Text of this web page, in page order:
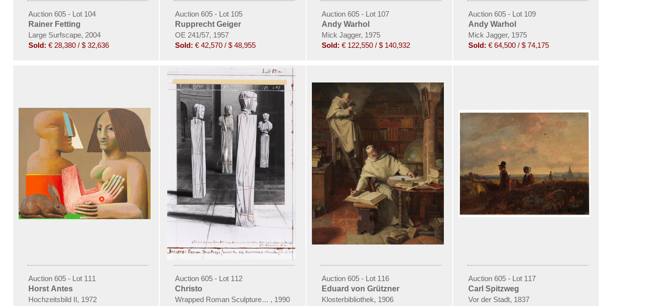
Auction 605 - Lot 104
Rainer Fetting
Large Surfscape, 2004
Sold: € 28,380 / $ 32,636
Auction 605 - Lot 105
Rupprecht Geiger
OE 241/57, 1957
Sold: € 42,570 / $ 48,955
Auction 605 - Lot 107
Andy Warhol
Mick Jagger, 1975
Sold: € 122,550 / $ 140,932
Auction 605 - Lot 109
Andy Warhol
Mick Jagger, 1975
Sold: € 64,500 / $ 74,175
Auction 605 - Lot 111
Horst Antes
Hochzeitsbild II, 1972
Auction 605 - Lot 112
Christo
Wrapped Roman Sculptures (Project for Die Glyptothek-München)
, 1990
Auction 605 - Lot 116
Eduard von Grützner
Klosterbibliothek, 1906
Auction 605 - Lot 117
Carl Spitzweg
Vor der Stadt, 1837